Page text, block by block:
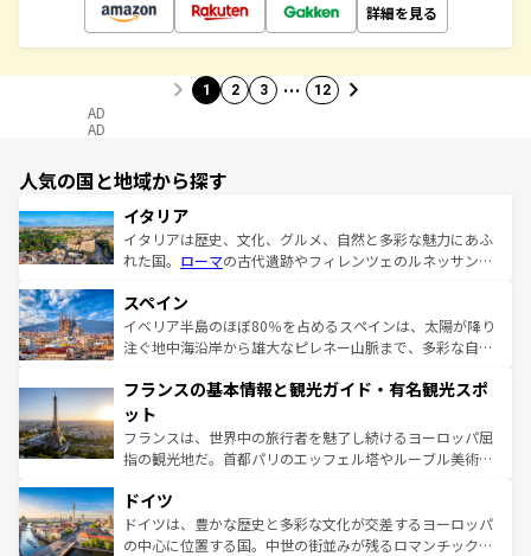
詳細を見る
1 2 3 … 12
AD
AD
人気の国と地域から探す
イタリア
イタリアは歴史、文化、グルメ、自然と多彩な魅力にあふ
れた国。 ローマの古代遺跡やフィレンツェのルネッサンス
ろん、トスカーナの美しい田園風景やアマルフィ海岸の絶
景など、自然景観も見逃せない。観光の合間には、本場の
ピザやパスタなど、絶品のイタリア料理を堪能することも
ませてくれるイタリアで、忘れられない旅をしてみよう！
なお、新着のイタリア情報は
しい。
スペイン
イベリア半島のほぼ80％を占めるスペインは、太陽が降り
注ぐ地中海沿岸から雄大なピレネー山脈まで、多彩な自然
文化が根付くこの国では、情熱的なフラメンコ、熱気あふ
れる闘牛、そして美味しいタパスが生活の一部となってい
る。首都マドリードの洗練された雰囲気や、バルセロナの
アートに溢れた街角から、地方では古代ローマ遺跡や中世
せる。地方によって風土や気候が異なるスペインはその個
性で訪れる人を魅了する。 なお、新着のスペイン情報は コ
ンテンツ一覧を参照してほしい。
フランスの基本情報と観光ガイド・有名観光スポ
ット
フランスは、世界中の旅行者を魅了し続けるヨーロッパ屈
指の観光地だ。首都パリのエッフェル塔やルーブル美術館
で、幅広い魅力が詰まっている。華麗な宮殿、歴史的な大
聖堂、美しいビーチ、そして豊かな自然が、訪れる者を心
から魅了する。また、フランスは美食の国としても知ら
ドイツ
ドイツは、豊かな歴史と多彩な文化が交差するヨーロッパ
の中心に位置する国。中世の街並みが残るロマンチック街